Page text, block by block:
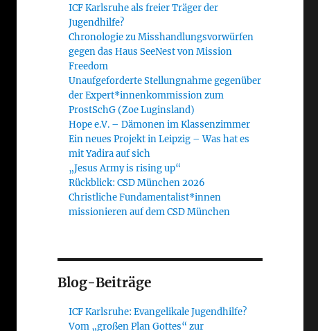
ICF Karlsruhe als freier Träger der
Jugendhilfe?
Chronologie zu Misshandlungsvorwürfen
gegen das Haus SeeNest von Mission
Freedom
Unaufgeforderte Stellungnahme gegenüber
der Expert*innenkommission zum
ProstSchG (Zoe Luginsland)
Hope e.V. – Dämonen im Klassenzimmer
Ein neues Projekt in Leipzig – Was hat es
mit Yadira auf sich
„Jesus Army is rising up“
Rückblick: CSD München 2026
Christliche Fundamentalist*innen
missionieren auf dem CSD München
Blog-Beiträge
ICF Karlsruhe: Evangelikale Jugendhilfe?
Vom „großen Plan Gottes“ zur